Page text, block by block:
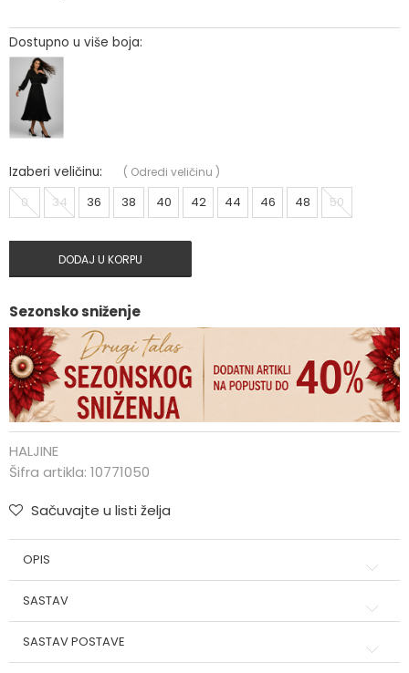
Dostupno u više boja:
Izaberi veličinu: ( Odredi veličinu )
0 34 36 38 40 42 44 46 48 50
DODAJ U KORPU
Sezonsko sniženje
HALJINE
Šifra artikla: 10771050
Sačuvajte u listi želja
OPIS
SASTAV
SASTAV POSTAVE